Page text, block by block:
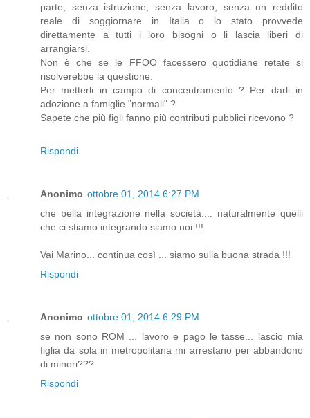
parte, senza istruzione, senza lavoro, senza un reddito
reale di soggiornare in Italia o lo stato provvede
direttamente a tutti i loro bisogni o li lascia liberi di
arrangiarsi.
Non è che se le FFOO facessero quotidiane retate si
risolverebbe la questione.
Per metterli in campo di concentramento ? Per darli in
adozione a famiglie "normali" ?
Sapete che più figli fanno più contributi pubblici ricevono ?
Rispondi
Anonimo ottobre 01, 2014 6:27 PM
che bella integrazione nella società.... naturalmente quelli
che ci stiamo integrando siamo noi !!!
Vai Marino... continua così ... siamo sulla buona strada !!!
Rispondi
Anonimo ottobre 01, 2014 6:29 PM
se non sono ROM ... lavoro e pago le tasse... lascio mia
figlia da sola in metropolitana mi arrestano per abbandono
di minori???
Rispondi